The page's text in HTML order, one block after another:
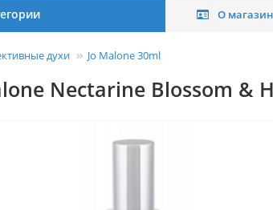
О
духи Jo Malone 30ml
Nectarine Blossom &